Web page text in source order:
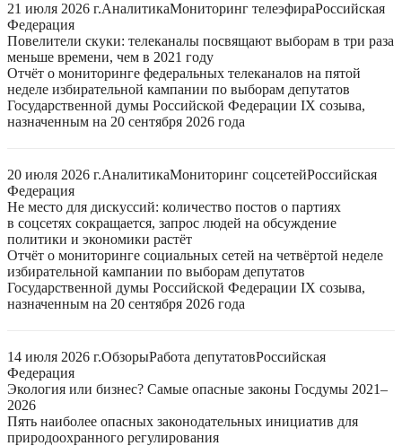
21 июля 2026 г.АналитикаМониторинг телеэфираРоссийская
Федерация
Повелители скуки: телеканалы посвящают выборам в три раза
меньше времени, чем в 2021 году
Отчёт о мониторинге федеральных телеканалов на пятой
неделе избирательной кампании по выборам депутатов
Государственной думы Российской Федерации IX созыва,
назначенным на 20 сентября 2026 года
20 июля 2026 г.АналитикаМониторинг соцсетейРоссийская
Федерация
Не место для дискуссий: количество постов о партиях
в соцсетях сокращается, запрос людей на обсуждение
политики и экономики растёт
Отчёт о мониторинге социальных сетей на четвёртой неделе
избирательной кампании по выборам депутатов
Государственной думы Российской Федерации IX созыва,
назначенным на 20 сентября 2026 года
14 июля 2026 г.ОбзорыРабота депутатовРоссийская
Федерация
Экология или бизнес? Самые опасные законы Госдумы 2021–
2026
Пять наиболее опасных законодательных инициатив для
природоохранного регулирования